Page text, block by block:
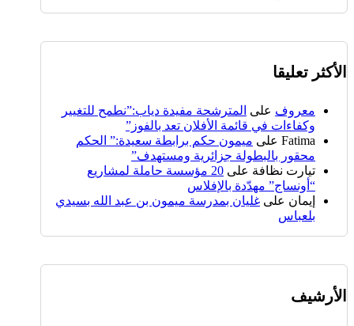
الأكثر تعليقا
معروف على المترشحة مفيدة دياب:”نطمح للتغيير
وكفاءات في قائمة الأفلان تعد بالفوز”
Fatima على ميمون حكم برابطة سعيدة:” الحكم
محقور بالبطولة جزائرية ومستهدف”
تيارت نظافة على
20 مؤسسة حاملة لمشاريع
“أونساج” مهدّدة بالإفلاس
إيمان على غليان بمدرسة ميمون بن عبد الله بسيدي
بلعباس
الأرشيف